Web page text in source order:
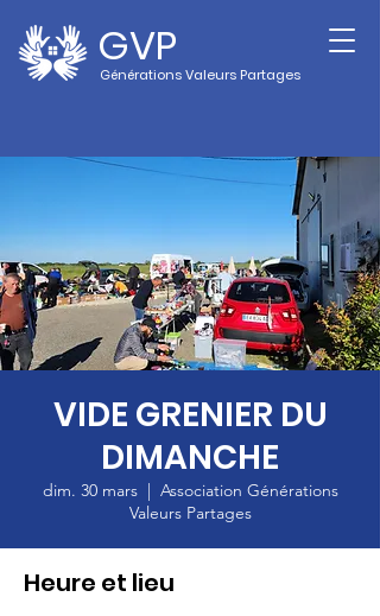
Générations Valeurs Partages
GVP
VIDE GRENIER DU
DIMANCHE
dim. 30 mars
  |
Association Générations
Valeurs Partages
Heure et lieu